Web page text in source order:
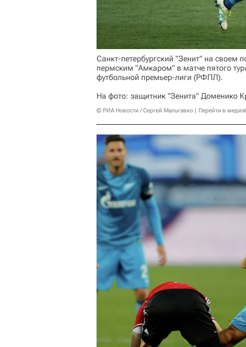
Санкт-петербургский "Зенит" на своем
пермским "Амкаром" в матче пятого
футбольной премьер-лиги (РФПЛ).
На фото: защитник "Зенита" Доменико
© РИА Новости / Сергей Мальгавко Перейти в